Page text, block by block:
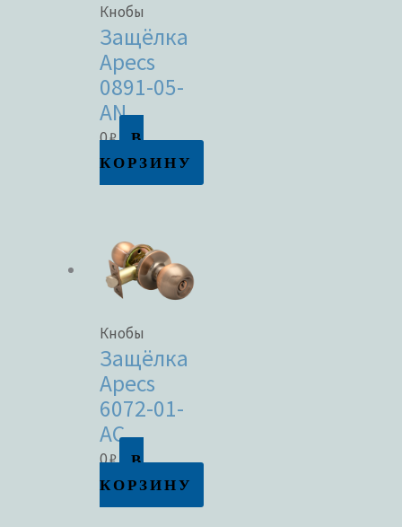
Кнобы
Защёлка
Apecs
0891-05-
AN
0₽
В
КОРЗИНУ
Кнобы
Защёлка
Apecs
6072-01-
AC
0₽
В
КОРЗИНУ